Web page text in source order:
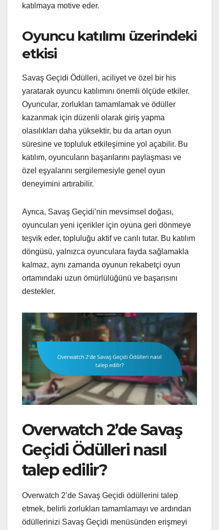
katılmaya motive eder.
Oyuncu katılımı üzerindeki
etkisi
Savaş Geçidi Ödülleri, aciliyet ve özel bir his
yaratarak oyuncu katılımını önemli ölçüde etkiler.
Oyuncular, zorlukları tamamlamak ve ödüller
kazanmak için düzenli olarak giriş yapma
olasılıkları daha yüksektir, bu da artan oyun
süresine ve topluluk etkileşimine yol açabilir. Bu
katılım, oyuncuların başarılarını paylaşması ve
özel eşyalarını sergilemesiyle genel oyun
deneyimini artırabilir.
Ayrıca, Savaş Geçidi’nin mevsimsel doğası,
oyuncuları yeni içerikler için oyuna geri dönmeye
teşvik eder, topluluğu aktif ve canlı tutar. Bu katılım
döngüsü, yalnızca oyunculara fayda sağlamakla
kalmaz, aynı zamanda oyunun rekabetçi oyun
ortamındaki uzun ömürlülüğünü ve başarısını
destekler.
Overwatch 2’de Savaş
Geçidi Ödülleri nasıl
talep edilir?
Overwatch 2’de Savaş Geçidi ödüllerini talep
etmek, belirli zorlukları tamamlamayı ve ardından
ödüllerinizi Savaş Geçidi menüsünden erişmeyi